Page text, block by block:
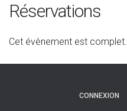
Réservations
Cet évènement est complet.
CONNEXION